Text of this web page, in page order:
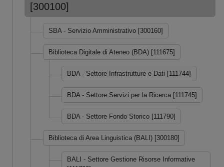
[300100]
SBA - Servizio Amministrativo [300160]
Biblioteca Digitale di Ateneo (BDA) [111675]
BDA - Settore Infrastrutture e Dati [111744]
BDA - Settore Servizi per la Ricerca [111745]
BDA - Settore Fondo Storico [111790]
Biblioteca di Area Linguistica (BALI) [300180]
BALI - Settore Gestione Risorse Informative